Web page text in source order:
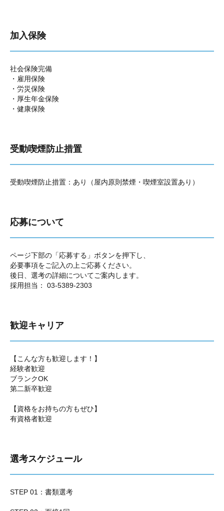
加入保険
社会保険完備
・雇用保険
・労災保険
・厚生年金保険
・健康保険
受動喫煙防止措置
受動喫煙防止措置：あり（屋内原則禁煙・喫煙室設置あり）
応募について
ページ下部の「応募する」ボタンを押下し、
必要事項をご記入の上ご応募ください。
後日、選考の詳細についてご案内します。
採用担当： 03-5389-2303
歓迎キャリア
【こんな方も歓迎します！】
経験者歓迎
ブランクOK
第二新卒歓迎
【資格をお持ちの方もぜひ】
有資格者歓迎
選考スケジュール
STEP 01：書類選考